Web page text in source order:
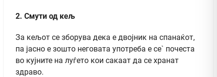
2. Смути од кељ
За кељот се зборува дека е двојник на спанаќот,
па јасно е зошто неговата употреба е се` почеста
во кујните на луѓето кои сакаат да се хранат
здраво.